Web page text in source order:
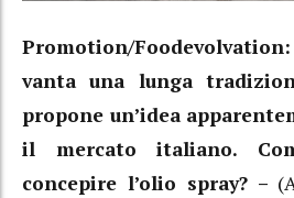
Promotion/
vanta una lunga
propone un’idea
il mercato italiano.
concepire l’olio spray? –